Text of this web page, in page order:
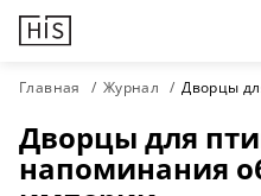
Главная Журнал Дворцы
Дворцы для
напоминания